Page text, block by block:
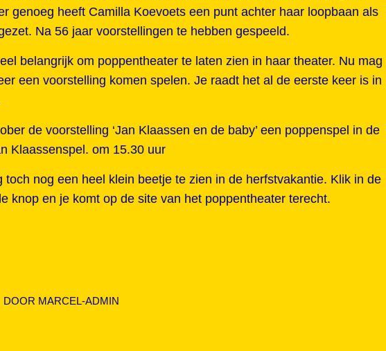
genoeg heeft Camilla Koevoets een punt achter haar loopbaan als
Na 56 jaar voorstellingen te hebben gespeeld.
belangrijk om poppentheater te laten zien in haar theater. Nu mag
een voorstelling komen spelen. Je raadt het al de eerste keer is in
de voorstelling ‘Jan Klaassen en de baby’ een poppenspel in de
Klaassenspel. om 15.30 uur
toch nog een heel klein beetje te zien in de herfstvakantie. Klik in de
knop en je komt op de site van het poppentheater terecht.
DOOR MARCEL-ADMIN